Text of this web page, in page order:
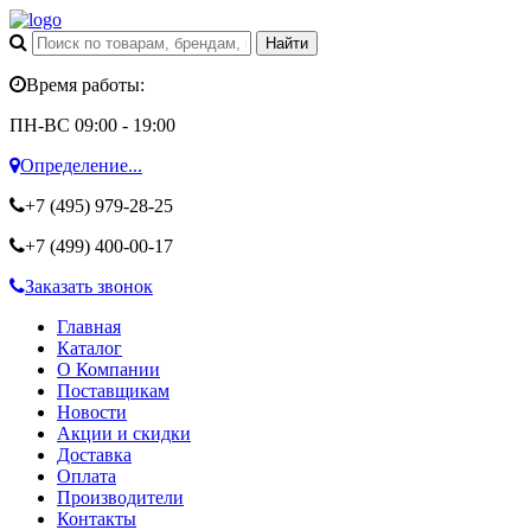
Время работы:
ПН-ВС 09:00 - 19:00
Определение...
+7 (495) 979-28-25
+7 (499) 400-00-17
Заказать звонок
Главная
Каталог
О Компании
Поставщикам
Новости
Акции и скидки
Доставка
Оплата
Производители
Контакты